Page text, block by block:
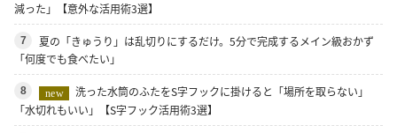
減った」【意外な活用術3選】
7
夏の「きゅうり」は乱切りにするだけ。5分で完成するメイン級おかず
「何度でも食べたい」
8 new
洗った水筒のふたをS字フックに掛けると「場所を取らない」
「水切れもいい」【S字フック活用術3選】